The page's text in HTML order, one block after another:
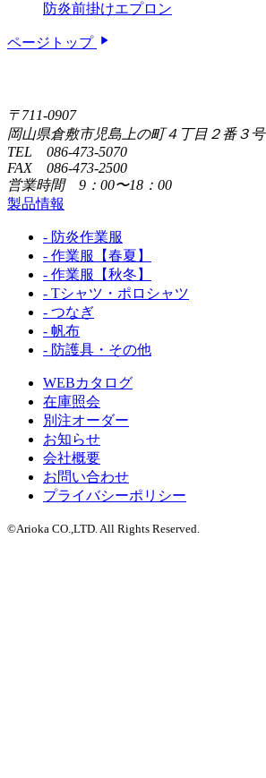
防炎前掛けエプロン
ページトップ
〒711-0907
岡山県倉敷市児島上の町４丁目２番３号
TEL 086-473-5070
FAX 086-473-2500
営業時間 9：00〜18：00
製品情報
- 防炎作業服
- 作業服【春夏】
- 作業服【秋冬】
- Tシャツ・ポロシャツ
- つなぎ
- 帆布
- 防護具・その他
WEBカタログ
在庫照会
別注オーダー
お知らせ
会社概要
お問い合わせ
プライバシーポリシー
©Arioka CO.,LTD. All Rights Reserved.